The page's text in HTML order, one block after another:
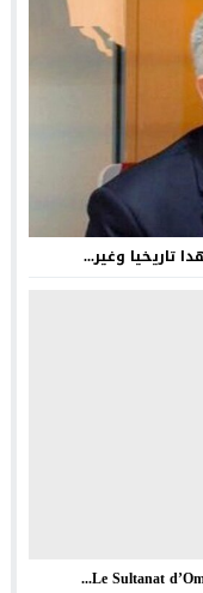
تاريخيا وغير...
Le Sultanat